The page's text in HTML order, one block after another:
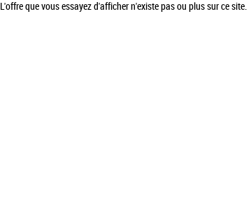
L'offre que vous essayez d'afficher n'existe pas ou plus sur ce site.